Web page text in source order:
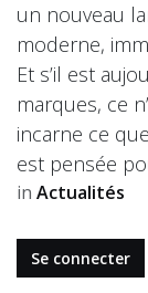
un nouveau
moderne,
Et s’il est
marques, ce
incarne ce
est pensée
in Actualités
Se connecter